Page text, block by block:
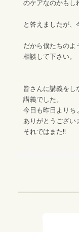
のケアなのかもし
と答えましたが、
だから僕たちのよ
相談して下さい。
皆さんに講義をし
講義でした。
今日も昨日よりち
ありがとうござい
それではまた!!